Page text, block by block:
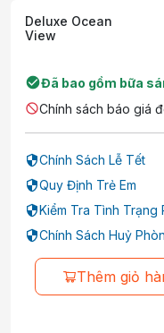
Deluxe Ocean
View
Đã bao gồm bữa
Chính sách báo giá
Chính Sách Lễ Tết
Quy Định Trẻ Em
Kiểm Tra Tình Trạng
Chính Sách Huỷ
Thêm giỏ